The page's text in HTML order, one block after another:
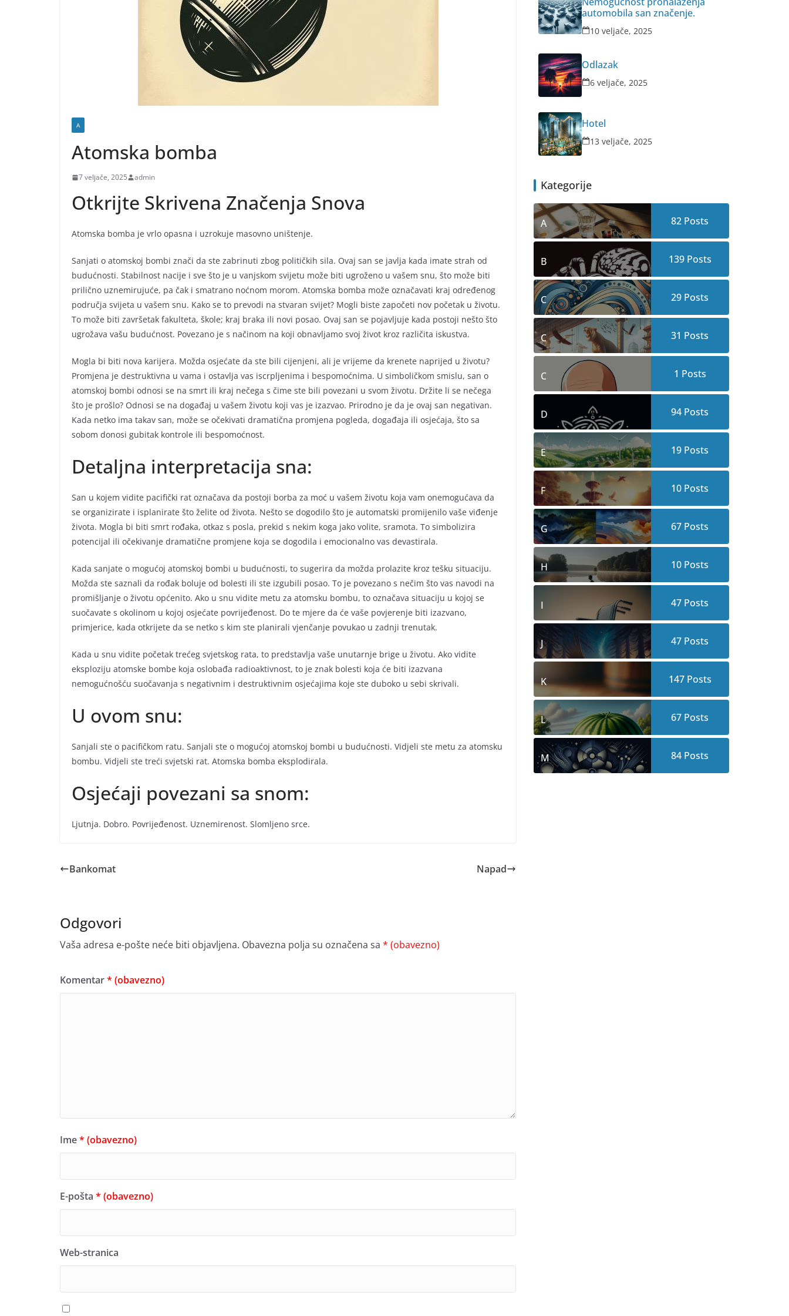
A
Atomska bomba
7 veljače, 2025 admin
Otkrijte Skrivena Značenja Snova
Atomska bomba je vrlo opasna i uzrokuje masovno uništenje.
Sanjati o atomskoj bombi znači da ste zabrinuti zbog političkih sila. Ovaj san se javlja kada imate strah od
budućnosti. Stabilnost nacije i sve što je u vanjskom svijetu može biti ugroženo u vašem snu, što može biti
prilično uznemirujuće, pa čak i smatrano noćnom morom. Atomska bomba može označavati kraj određenog
područja svijeta u vašem snu. Kako se to prevodi na stvaran svijet? Mogli biste započeti nov početak u životu.
To može biti završetak fakulteta, škole; kraj braka ili novi posao. Ovaj san se pojavljuje kada postoji nešto što
ugrožava vašu budućnost. Povezano je s načinom na koji obnavljamo svoj život kroz različita iskustva.
Mogla bi biti nova karijera. Možda osjećate da ste bili cijenjeni, ali je vrijeme da krenete naprijed u životu?
Promjena je destruktivna u vama i ostavlja vas iscrpljenima i bespomoćnima. U simboličkom smislu, san o
atomskoj bombi odnosi se na smrt ili kraj nečega s čime ste bili povezani u svom životu. Držite li se nečega
što je prošlo? Odnosi se na događaj u vašem životu koji vas je izazvao. Prirodno je da je ovaj san negativan.
Kada netko ima takav san, može se očekivati dramatična promjena pogleda, događaja ili osjećaja, što sa
sobom donosi gubitak kontrole ili bespomoćnost.
Detaljna interpretacija sna:
San u kojem vidite pacifički rat označava da postoji borba za moć u vašem životu koja vam onemogućava da
se organizirate i isplanirate što želite od života. Nešto se dogodilo što je automatski promijenilo vaše viđenje
života. Mogla bi biti smrt rođaka, otkaz s posla, prekid s nekim koga jako volite, sramota. To simbolizira
potencijal ili očekivanje dramatične promjene koja se dogodila i emocionalno vas devastirala.
Kada sanjate o mogućoj atomskoj bombi u budućnosti, to sugerira da možda prolazite kroz tešku situaciju.
Možda ste saznali da rođak boluje od bolesti ili ste izgubili posao. To je povezano s nečim što vas navodi na
promišljanje o životu općenito. Ako u snu vidite metu za atomsku bombu, to označava situaciju u kojoj se
suočavate s okolinom u kojoj osjećate povrijeđenost. Do te mjere da će vaše povjerenje biti izazvano,
primjerice, kada otkrijete da se netko s kim ste planirali vjenčanje povukao u zadnji trenutak.
Kada u snu vidite početak trećeg svjetskog rata, to predstavlja vaše unutarnje brige u životu. Ako vidite
eksploziju atomske bombe koja oslobađa radioaktivnost, to je znak bolesti koja će biti izazvana
nemogućnošću suočavanja s negativnim i destruktivnim osjećajima koje ste duboko u sebi skrivali.
U ovom snu:
Sanjali ste o pacifičkom ratu. Sanjali ste o mogućoj atomskoj bombi u budućnosti. Vidjeli ste metu za atomsku
bombu. Vidjeli ste treći svjetski rat. Atomska bomba eksplodirala.
Osjećaji povezani sa snom:
Ljutnja. Dobro. Povrijeđenost. Uznemirenost. Slomljeno srce.
Bankomat Napad
Odgovori
Vaša adresa e-pošte neće biti objavljena. Obavezna polja su označena sa * (obavezno)
Komentar* (obavezno)
Ime* (obavezno)
E-pošta * (obavezno)
Web-stranica
automobila san značenje.
10 veljače, 2025
Odlazak
6 veljače, 2025
Hotel
13 veljače, 2025
Kategorije
A 82 Posts
B 139Posts
C 29 Posts
C 31 Posts
C 1 Posts
D 94 Posts
E 19 Posts
F 10 Posts
G 67 Posts
H 10 Posts
I 47 Posts
J 47 Posts
K 147Posts
L 67 Posts
M 84 Posts